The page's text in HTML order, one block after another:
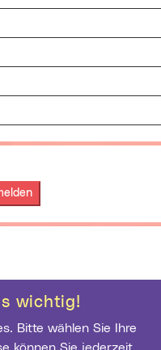
wichtig!
Bitte wählen Sie Ihre